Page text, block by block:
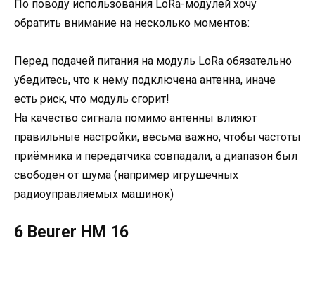
По поводу использования LoRa-модулей хочу
обратить внимание на несколько моментов:
Перед подачей питания на модуль LoRa обязательно
убедитесь, что к нему подключена антенна, иначе
есть риск, что модуль сгорит!
На качество сигнала помимо антенны влияют
правильные настройки, весьма важно, чтобы частоты
приёмника и передатчика совпадали, а диапазон был
свободен от шума (например игрушечных
радиоуправляемых машинок)
6 Beurer HM 16